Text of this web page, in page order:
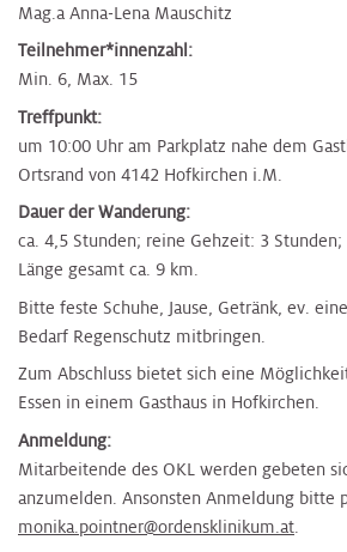
Mag.a Anna-Lena Mauschitz
Teilnehmer*innenzahl:
Min. 6, Max. 15
Treffpunkt:
um 10:00 Uhr am Parkplatz nahe dem
Ortsrand von 4142 Hofkirchen i.M.
Dauer der Wanderung:
ca. 4,5 Stunden; reine Gehzeit: 3 Stunden;
Länge gesamt ca. 9 km.
Bitte feste Schuhe, Jause, Getränk, ev.
Bedarf Regenschutz mitbringen.
Zum Abschluss bietet sich eine
Essen in einem Gasthaus in Hofkirchen.
Anmeldung:
Mitarbeitende des OKL werden gebeten
anzumelden. Ansonsten Anmeldung bitte
monika.pointner@ordensklinikum.at.